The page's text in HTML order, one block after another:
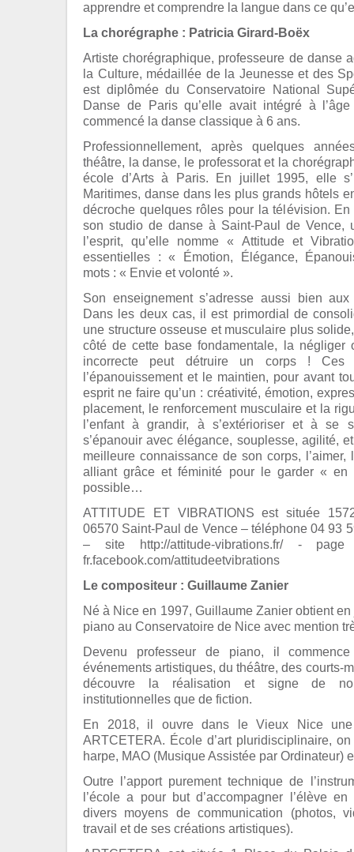
apprendre et comprendre la langue dans ce
La chorégraphe : Patricia Girard-Boëx
Artiste chorégraphique, professeure de danse
la Culture, médaillée de la Jeunesse et des
est diplômée du Conservatoire National
Danse de Paris qu’elle avait intégré à
commencé la danse classique à 6 ans.
Professionnellement, après quelques
théâtre, la danse, le professorat et la
école d’Arts à Paris. En juillet 1995, elle
Maritimes, danse dans les plus grands hôtels
décroche quelques rôles pour la télévision.
son studio de danse à Saint-Paul de Vence,
l’esprit, qu’elle nomme « Attitude et
essentielles : « Émotion, Élégance,
mots : « Envie et volonté ».
Son enseignement s’adresse aussi bien aux
Dans les deux cas, il est primordial de
une structure osseuse et musculaire plus
côté de cette base fondamentale, la négliger
incorrecte peut détruire un corps ! Ces
l’épanouissement et le maintien, pour avant
esprit ne faire qu’un : créativité, émotion,
placement, le renforcement musculaire et la
l’enfant à grandir, à s’extérioriser et à se
s’épanouir avec élégance, souplesse, agilité,
meilleure connaissance de son corps, l’aimer,
alliant grâce et féminité pour le garder «
possible…
ATTITUDE ET VIBRATIONS est située
06570 Saint-Paul de Vence – téléphone 04 93
– site http://attitude-vibrations.fr/ -
fr.facebook.com/attitudeetvibrations
Le compositeur : Guillaume Zanier
Né à Nice en 1997, Guillaume Zanier obtient
piano au Conservatoire de Nice avec mention
Devenu professeur de piano, il
événements artistiques, du théâtre, des courts-
découvre la réalisation et signe de
institutionnelles que de fiction.
En 2018, il ouvre dans le Vieux Nice une
ARTCETERA. École d’art pluridisciplinaire,
harpe, MAO (Musique Assistée par Ordinateur)
Outre l’apport purement technique de
l’école a pour but d’accompagner l’élève
divers moyens de communication (photos,
travail et de ses créations artistiques).